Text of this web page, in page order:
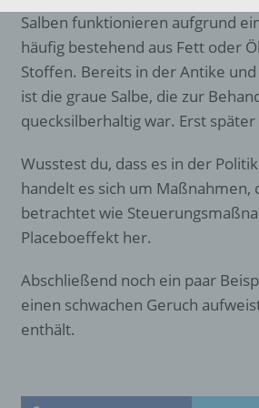
Salben funktionieren aufgrund
häufig bestehend aus Fett oder
Stoffen. Bereits in der Antike
ist die graue Salbe, die zur
quecksilberhaltig war. Erst
Wusstest du, dass es in der
handelt es sich um
betrachtet wie
Placeboeffekt her.
Abschließend noch ein paar
einen schwachen Geruch
enthält.
„betroffene Person") beziehen.
Person angesehen, die direkt
Zuordnung zu einer Kennung
Kennnummer, zu
einem oder mehreren
physischen, physiologischen,
wirtschaftlichen, kulturellen
b) betroffene Person
natürliche Person, deren
Verarbeitung Verantwortlichen